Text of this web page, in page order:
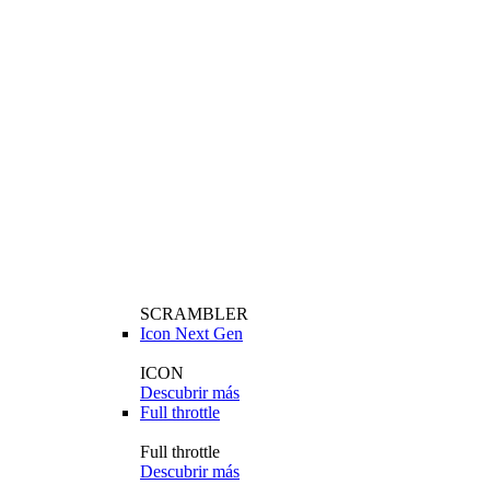
SCRAMBLER
Icon Next Gen
ICON
Descubrir más
Full throttle
Full throttle
Descubrir más